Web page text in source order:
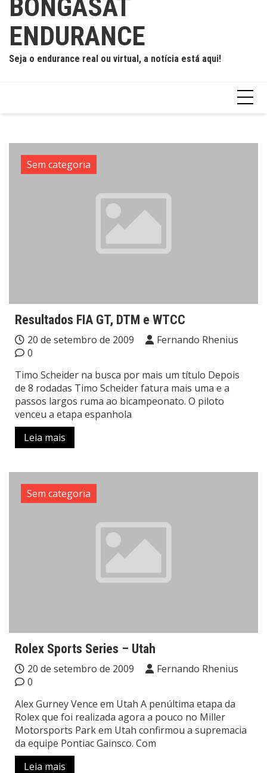
BONGASAT
ENDURANCE
Seja o endurance real ou virtual, a notícia está aqui!
Sem categoria
Resultados FIA GT, DTM e WTCC
20 de setembro de 2009
Fernando Rhenius
0
Timo Scheider na busca por mais um título Depois
de 8 rodadas Timo Scheider fatura mais uma e a
passos largos ruma ao bicampeonato. O piloto
venceu a etapa espanhola
Leia mais
Sem categoria
Rolex Sports Series – Utah
20 de setembro de 2009
Fernando Rhenius
0
Alex Gurney Vence em Utah A penúltima etapa da
Rolex que foi realizada agora a pouco no Miller
Motorsports Park em Utah confirmou a supremacia
da equipe Pontiac Gainsco. Com
Leia mais